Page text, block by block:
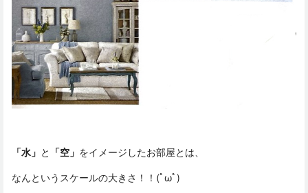
「水」 と 「空」 をイメージしたお部屋とは、
なんというスケールの大きさ！！(ﾟωﾟ)